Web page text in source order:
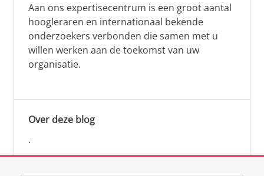
Aan ons expertisecentrum is een groot aantal
hoogleraren en internationaal bekende
onderzoekers verbonden die samen met u
willen werken aan de toekomst van uw
organisatie.
Over deze blog
.